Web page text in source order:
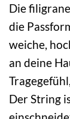
Die
die
weiche,
an deine
Der String